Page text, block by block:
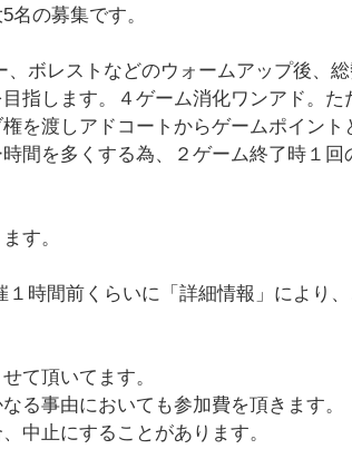
名の募集です。
、ボレストなどのウォームアップ後、
指します。４ゲーム消化ワンアド。た
を渡しアドコートからゲームポイント
間を多くする為、２ゲーム終了時１回
す。
時間前くらいに「詳細情報」により、
て頂いてます。
る事由においても参加費を頂きます。
中止にすることがあります。